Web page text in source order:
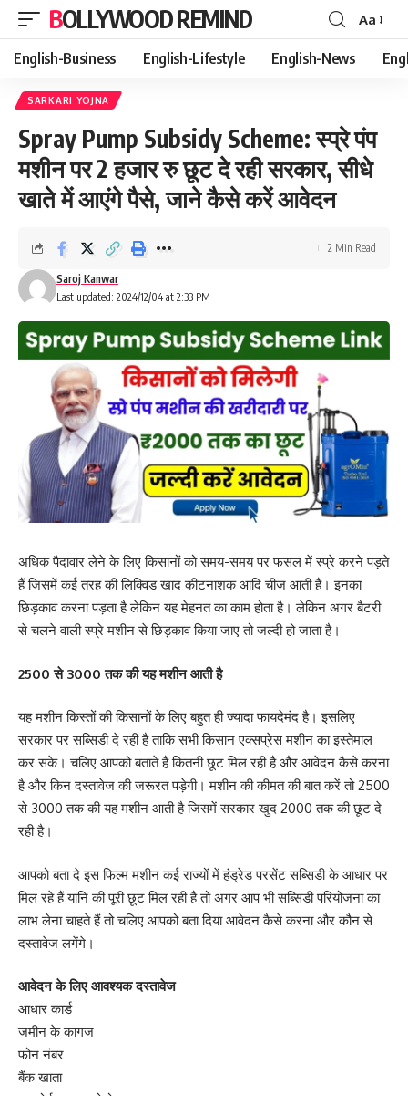
BOLLYWOOD REMIND
Font
Resizer
Aa
English-Business English-Lifestyle English-News
SARKARI YOJNA
Spray Pump Subsidy Scheme: स्प्रे पंप
मशीन पर 2 हजार रु छूट दे रही सरकार, सीधे
खाते में आएंगे पैसे, जाने कैसे करें आवेदन
Last updated: 2024/12/04 at 2:33 PM
Saroj Kanwar
2 Min Read
अधिक पैदावार लेने के लिए किसानों को समय-समय पर फसल में स्प्रे करने पड़ते
हैं जिसमें कई तरह की लिक्विड खाद कीटनाशक आदि चीज आती है। इनका
छिड़काव करना पड़ता है लेकिन यह मेहनत का काम होता है। लेकिन अगर बैटरी
से चलने वाली स्प्रे मशीन से छिड़काव किया जाए तो जल्दी हो जाता है।
2500 से 3000 तक की यह मशीन आती है
यह मशीन किस्तों की किसानों के लिए बहुत ही ज्यादा फायदेमंद है। इसलिए
सरकार पर सब्सिडी दे रही है ताकि सभी किसान एक्सप्रेस मशीन का इस्तेमाल
कर सके। चलिए आपको बताते हैं कितनी छूट मिल रही है और आवेदन कैसे करना
है और किन दस्तावेज की जरूरत पड़ेगी। मशीन की कीमत की बात करें तो 2500
से 3000 तक की यह मशीन आती है जिसमें सरकार खुद 2000 तक की छूट दे
रही है।
आपको बता दे इस फिल्म मशीन कई राज्यों में हंड्रेड परसेंट सब्सिडी के आधार पर
मिल रहे हैं यानि की पूरी छूट मिल रही है तो अगर आप भी सब्सिडी परियोजना का
लाभ लेना चाहते हैं तो चलिए आपको बता दिया आवेदन कैसे करना और कौन से
दस्तावेज लगेंगे।
आवेदन के लिए आवश्यक दस्तावेज
आधार कार्ड
जमीन के कागज
फोन नंबर
बैंक खाता